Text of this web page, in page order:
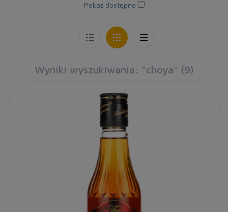
Pokaż dostępne
Wyniki wyszukiwania: "choya" (9)